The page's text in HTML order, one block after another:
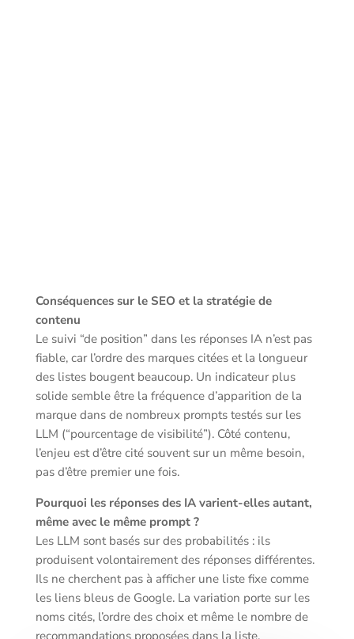
Conséquences sur le SEO et la stratégie de
contenu
Le suivi “de position” dans les réponses IA n’est pas
fiable, car l’ordre des marques citées et la longueur
des listes bougent beaucoup. Un indicateur plus
solide semble être la fréquence d’apparition de la
marque dans de nombreux prompts testés sur les
LLM (“pourcentage de visibilité”). Côté contenu,
l’enjeu est d’être cité souvent sur un même besoin,
pas d’être premier une fois.
Pourquoi les réponses des IA varient-elles autant,
même avec le même prompt ?
Les LLM sont basés sur des probabilités : ils
produisent volontairement des réponses différentes.
Ils ne cherchent pas à afficher une liste fixe comme
les liens bleus de Google. La variation porte sur les
noms cités, l’ordre des choix et même le nombre de
recommandations proposées dans la liste.